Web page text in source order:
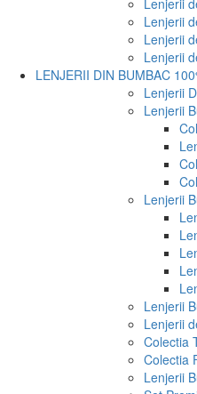
Lenjerii
Lenjerii
Lenjerii
Lenjerii
LENJERII DIN BUMBAC
Lenjerii
Lenjerii
Lenjerii
Lenjerii
Lenjerii
Colectia
Colectia
Lenjerii